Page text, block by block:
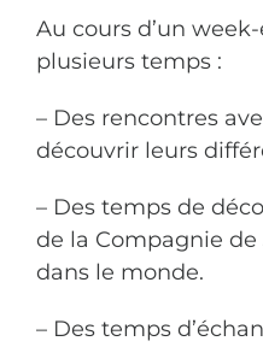
Au cours d’un
plusieurs temps :
– Des rencontres
découvrir leurs
– Des temps de
de la Compagnie de
dans le monde.
– Des temps